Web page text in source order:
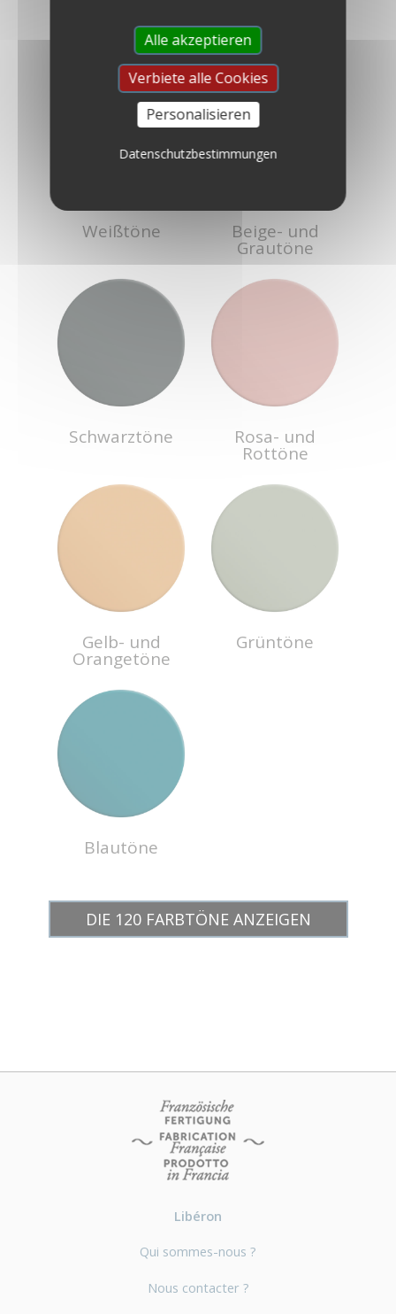
Weißtöne Beige- und
Grautöne
Schwarztöne Rosa- und
Rottöne
Gelb- und
Orangetöne
Grüntöne
Blautöne
DIE 120 FARBTÖNE ANZEIGEN
Libéron
Qui sommes-nous ?
Nous contacter ?
Alle akzeptieren
Verbiete alle Cookies
Personalisieren
Datenschutzbestimmungen